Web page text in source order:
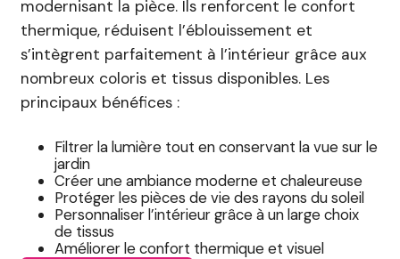
modernisant la pièce. Ils renforcent le confort
thermique, réduisent l’éblouissement et
s’intègrent parfaitement à l’intérieur grâce aux
nombreux coloris et tissus disponibles. Les
principaux bénéfices :
Filtrer la lumière tout en conservant la vue sur le
jardin
Créer une ambiance moderne et chaleureuse
Protéger les pièces de vie des rayons du soleil
Personnaliser l’intérieur grâce à un large choix
de tissus
Améliorer le confort thermique et visuel